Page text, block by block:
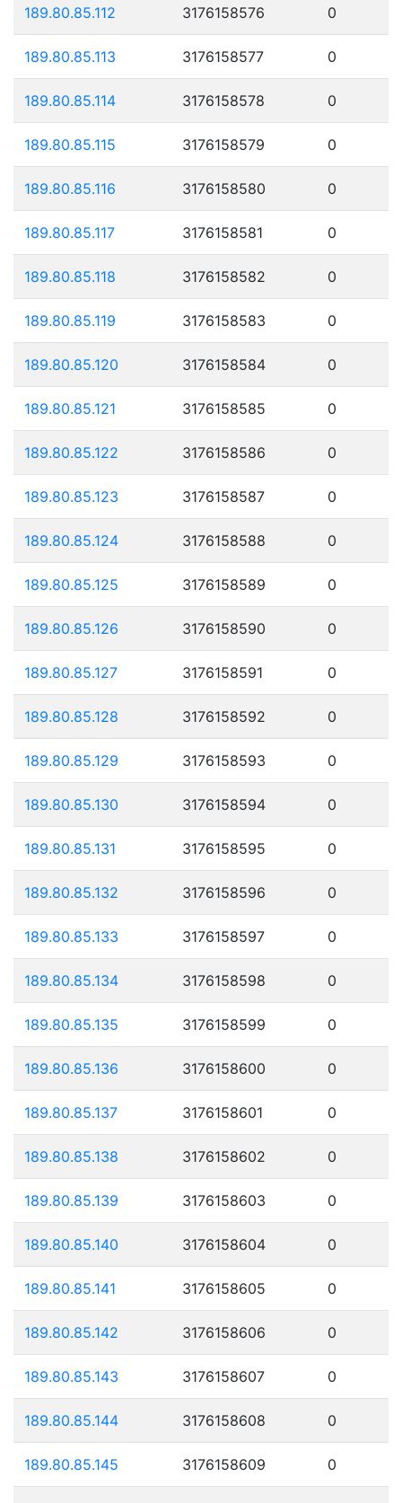
189.80.85.112 3176158576 0
189.80.85.113 3176158577 0
189.80.85.114 3176158578 0
189.80.85.115 3176158579 0
189.80.85.116 3176158580 0
189.80.85.117 3176158581 0
189.80.85.118 3176158582 0
189.80.85.119 3176158583 0
189.80.85.120 3176158584 0
189.80.85.121 3176158585 0
189.80.85.122 3176158586 0
189.80.85.123 3176158587 0
189.80.85.124 3176158588 0
189.80.85.125 3176158589 0
189.80.85.126 3176158590 0
189.80.85.127 3176158591 0
189.80.85.128 3176158592 0
189.80.85.129 3176158593 0
189.80.85.130 3176158594 0
189.80.85.131 3176158595 0
189.80.85.132 3176158596 0
189.80.85.133 3176158597 0
189.80.85.134 3176158598 0
189.80.85.135 3176158599 0
189.80.85.136 3176158600 0
189.80.85.137 3176158601 0
189.80.85.138 3176158602 0
189.80.85.139 3176158603 0
189.80.85.140 3176158604 0
189.80.85.141 3176158605 0
189.80.85.142 3176158606 0
189.80.85.143 3176158607 0
189.80.85.144 3176158608 0
189.80.85.145 3176158609 0